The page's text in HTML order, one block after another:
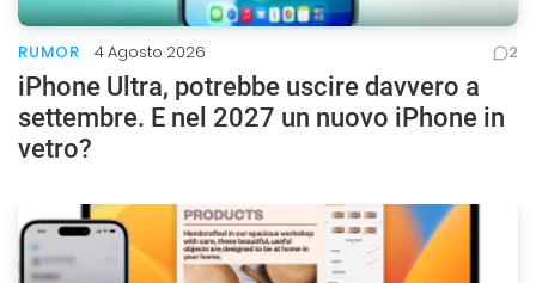
RUMOR 4 Agosto 2026 2
iPhone Ultra, potrebbe uscire davvero a
settembre. E nel 2027 un nuovo iPhone in
vetro?